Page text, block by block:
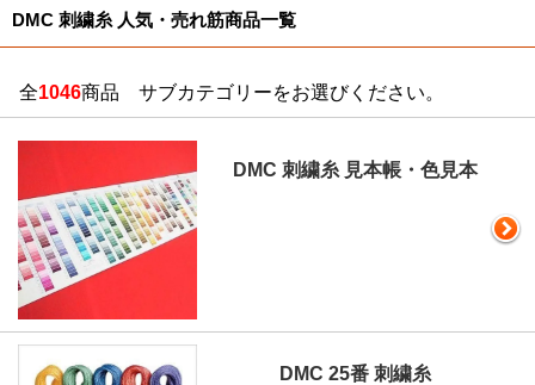
DMC 刺繍糸 人気・売れ筋商品一覧
全1046商品 サブカテゴリーをお選びください。
DMC 刺繍糸 見本帳・色見本
DMC 25番 刺繍糸